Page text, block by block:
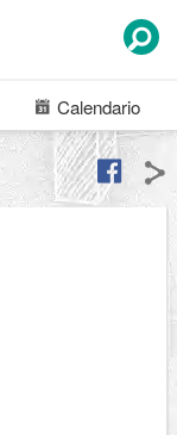
Calendario